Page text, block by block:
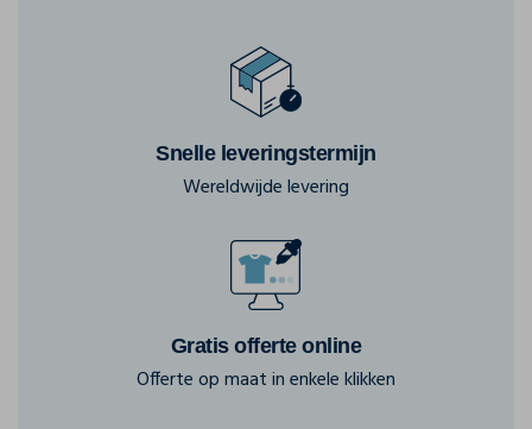
Snelle leveringstermijn
Wereldwijde levering
Gratis offerte online
Offerte op maat in enkele klikken